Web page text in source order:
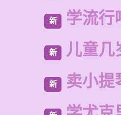
新 学流行
新 儿童几
新 卖小提